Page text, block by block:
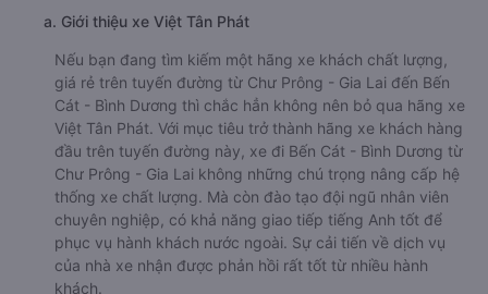
a. Giới thiệu xe Việt Tân Phát
Nếu bạn đang tìm kiếm một hãng xe khách chất lượng,
giá rẻ trên tuyến đường từ Chư Prông - Gia Lai đến Bến
Cát - Bình Dương thì chắc hẳn không nên bỏ qua hãng xe
Việt Tân Phát. Với mục tiêu trở thành hãng xe khách hàng
đầu trên tuyến đường này, xe đi Bến Cát - Bình Dương từ
Chư Prông - Gia Lai không những chú trọng nâng cấp hệ
thống xe chất lượng. Mà còn đào tạo đội ngũ nhân viên
chuyên nghiệp, có khả năng giao tiếp tiếng Anh tốt để
phục vụ hành khách nước ngoài. Sự cải tiến về dịch vụ
của nhà xe nhận được phản hồi rất tốt từ nhiều hành
khách.